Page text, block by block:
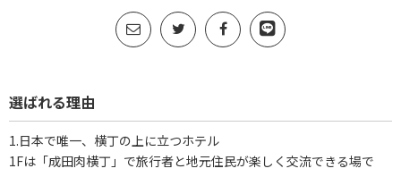
選ばれる理由
1.日本で唯一、横丁の上に立つホテル
1Fは「成田肉横丁」で旅行者と地元住民が楽しく交流できる場で